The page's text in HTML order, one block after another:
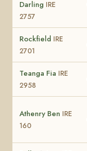
Darling IRE
2757
Rockfield IRE
2701
Teanga Fia IRE
2958
Athenry Ben IRE
160